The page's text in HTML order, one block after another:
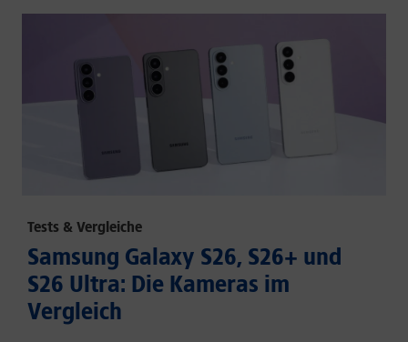
Tests & Vergleiche
Samsung Galaxy S26, S26+ und
S26 Ultra: Die Kameras im
Vergleich